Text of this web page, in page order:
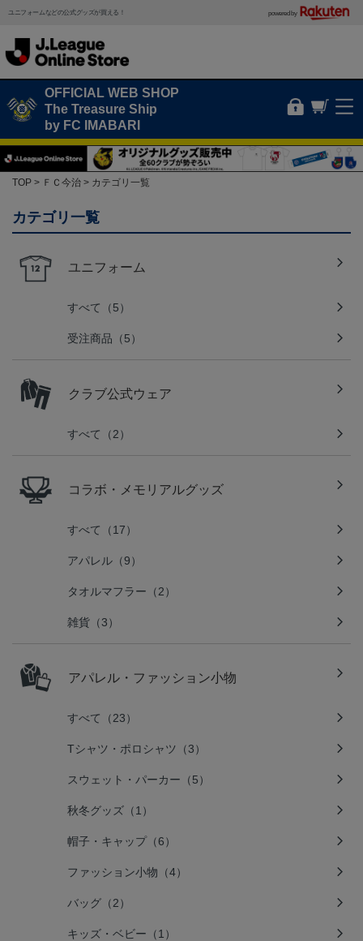
ユニフォームなどの公式グッズが買える！ powered by
OFFICIAL WEB SHOP
The Treasure Ship
by FC IMABARI
TOP ＦＣ今治 カテゴリ一覧
カテゴリ一覧
ユニフォーム
すべて（5）
受注商品（5）
クラブ公式ウェア
すべて（2）
コラボ・メモリアルグッズ
すべて（17）
アパレル（9）
タオルマフラー（2）
雑貨（3）
アパレル・ファッション小物
すべて（23）
Tシャツ・ポロシャツ（3）
スウェット・パーカー（5）
秋冬グッズ（1）
帽子・キャップ（6）
ファッション小物（4）
バッグ（2）
キッズ・ベビー（1）